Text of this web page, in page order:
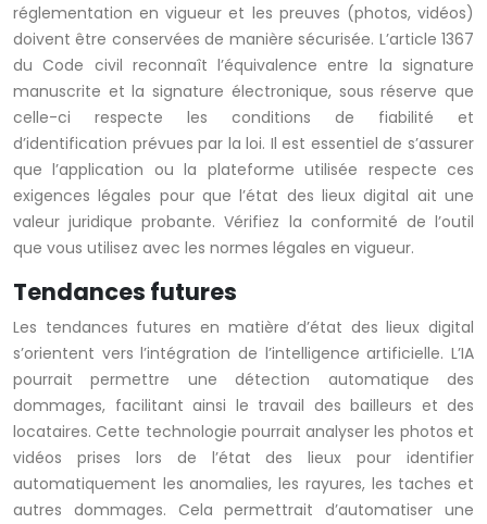
réglementation en vigueur et les preuves (photos, vidéos)
doivent être conservées de manière sécurisée. L’article 1367
du Code civil reconnaît l’équivalence entre la signature
manuscrite et la signature électronique, sous réserve que
celle-ci respecte les conditions de fiabilité et
d’identification prévues par la loi. Il est essentiel de s’assurer
que l’application ou la plateforme utilisée respecte ces
exigences légales pour que l’état des lieux digital ait une
valeur juridique probante. Vérifiez la conformité de l’outil
que vous utilisez avec les normes légales en vigueur.
Tendances futures
Les tendances futures en matière d’état des lieux digital
s’orientent vers l’intégration de l’intelligence artificielle. L’IA
pourrait permettre une détection automatique des
dommages, facilitant ainsi le travail des bailleurs et des
locataires. Cette technologie pourrait analyser les photos et
vidéos prises lors de l’état des lieux pour identifier
automatiquement les anomalies, les rayures, les taches et
autres dommages. Cela permettrait d’automatiser une